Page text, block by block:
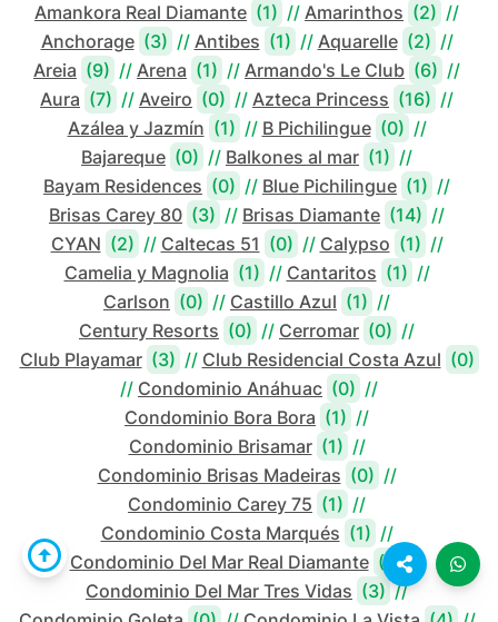
Amankora Real Diamante (1) // Amarinthos (2) //
Anchorage (3) // Antibes (1) // Aquarelle (2) //
Areia (9) // Arena (1) // Armando's Le Club (6) //
Aura (7) // Aveiro (0) // Azteca Princess (16) //
Azálea y Jazmín (1) // B Pichilingue (0) //
Bajareque (0) // Balkones al mar (1) //
Bayam Residences (0) // Blue Pichilingue (1) //
Brisas Carey 80 (3) // Brisas Diamante (14) //
CYAN (2) // Caltecas 51 (0) // Calypso (1) //
Camelia y Magnolia (1) // Cantaritos (1) //
Carlson (0) // Castillo Azul (1) //
Century Resorts (0) // Cerromar (0) //
Club Playamar (3) // Club Residencial Costa Azul (0)
// Condominio Anáhuac (0) //
Condominio Bora Bora (1) //
Condominio Brisamar (1) //
Condominio Brisas Madeiras (0) //
Condominio Carey 75 (1) //
Condominio Costa Marqués (1) //
Condominio Del Mar Real Diamante (0) //
Condominio Del Mar Tres Vidas (3) //